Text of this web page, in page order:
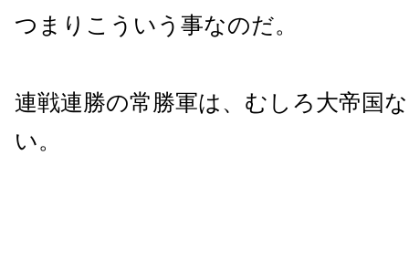
つまりこういう事なのだ。
連戦連勝の常勝軍は、むしろ大帝国
い。